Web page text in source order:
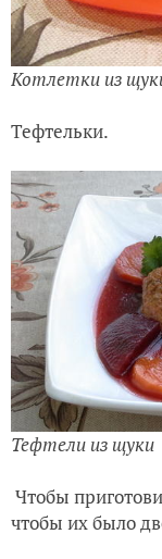
Котлетки из
Тефтельки.
Тефтели из щуки
Чтобы
чтобы их было